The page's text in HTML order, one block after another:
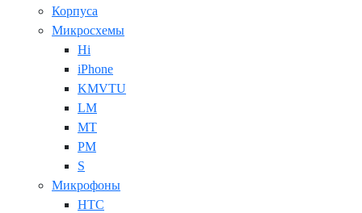
Корпуса
Микросхемы
Hi
iPhone
KMVTU
LM
MT
PM
S
Микрофоны
HTC